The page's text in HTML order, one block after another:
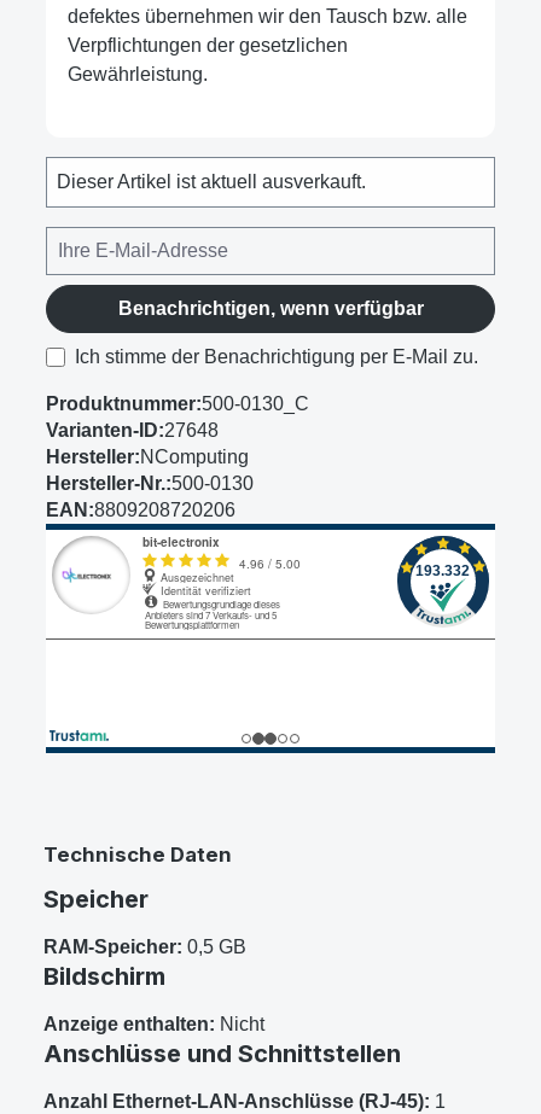
defektes übernehmen wir den Tausch bzw. alle
Verpflichtungen der gesetzlichen
Gewährleistung.
Dieser Artikel ist aktuell ausverkauft.
Benachrichtigen, wenn verfügbar
Ich stimme der Benachrichtigung per E-Mail zu.
Produktnummer:500-0130_C
Varianten-ID:27648
Hersteller:NComputing
Hersteller-Nr.:500-0130
EAN:8809208720206
Technische Daten
Speicher
RAM-Speicher: 0,5 GB
Bildschirm
Anzeige enthalten: Nicht
Anschlüsse und Schnittstellen
Anzahl Ethernet-LAN-Anschlüsse (RJ-45): 1